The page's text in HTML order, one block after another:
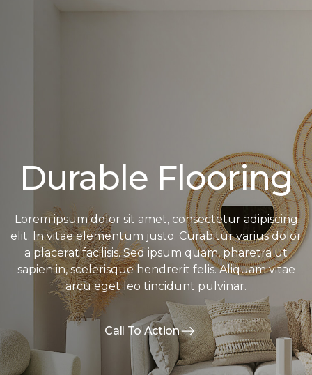
Durable Flooring
Lorem ipsum dolor sit amet, consectetur adipiscing
elit. In vitae elementum justo. Curabitur varius dolor
a placerat facilisis. Sed ipsum quam, pharetra ut
sapien in, scelerisque hendrerit felis. Aliquam vitae
arcu eget leo tincidunt pulvinar.
Call To Action